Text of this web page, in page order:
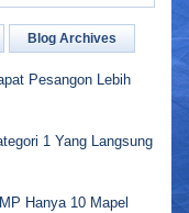
Blog Archives
Pesangon Lebih
1 Yang Langsung
Hanya 10 Mapel